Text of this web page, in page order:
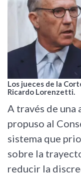
Los jueces de la
Ricardo Lorenzetti.
A través de una
propuso al
sistema que
sobre la
reducir la